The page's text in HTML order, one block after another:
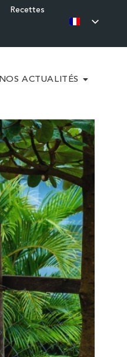
Recettes
NOS ACTUALITÉS